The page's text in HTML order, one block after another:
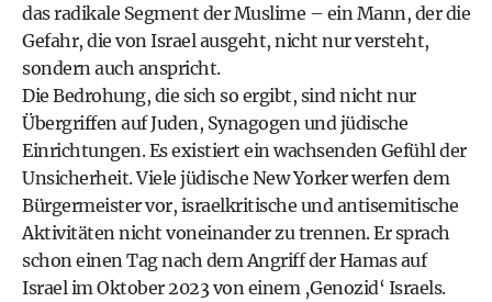
das radikale Segment der Muslime – ein Mann, der die
Gefahr, die von Israel ausgeht, nicht nur versteht,
sondern auch anspricht.
Die Bedrohung, die sich so ergibt, sind nicht nur
Übergriffen auf Juden, Synagogen und jüdische
Einrichtungen. Es existiert ein wachsenden Gefühl der
Unsicherheit. Viele jüdische New Yorker werfen dem
Bürgermeister vor, israelkritische und antisemitische
Aktivitäten nicht voneinander zu trennen. Er sprach
schon einen Tag nach dem Angriff der Hamas auf
Israel im Oktober 2023 von einem ‚Genozid‘ Israels.